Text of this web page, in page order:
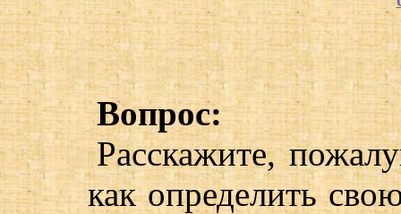
Вопрос:
Расскажите,
как определить